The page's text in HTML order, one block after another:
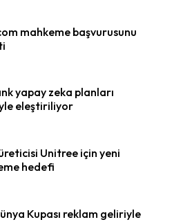
mahkeme başvurusunu
yapay zeka planları
eleştiriliyor
Unitree için yeni
hedefi
Kupası reklam geliriyle